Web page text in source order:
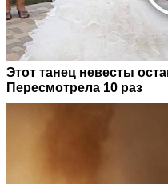
Этот танец невесты
Пересмотрела 10 раз